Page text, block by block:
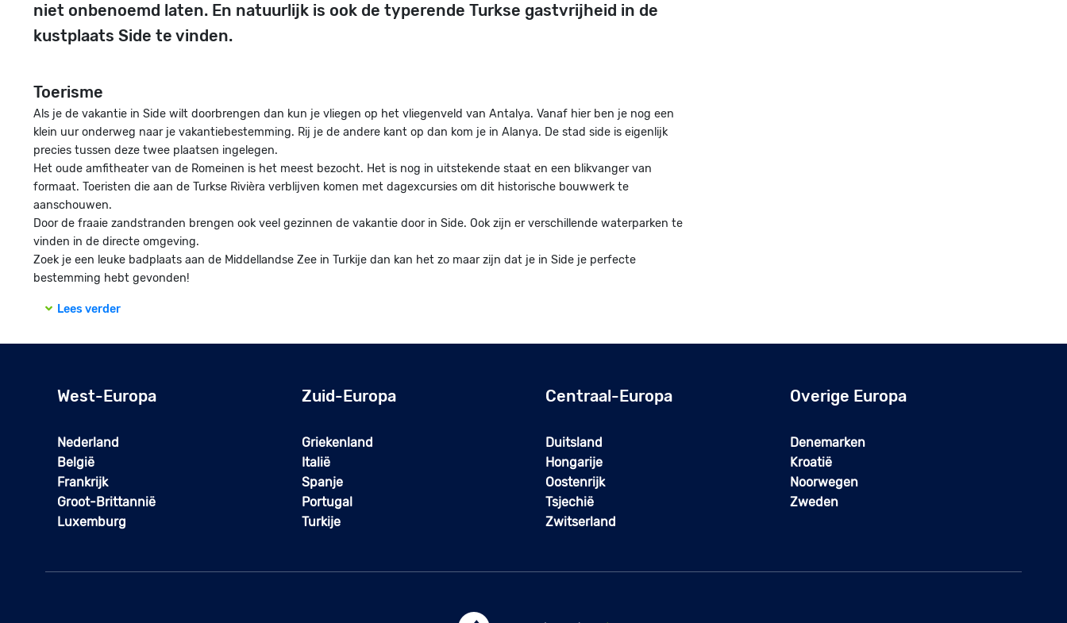
niet onbenoemd laten. En natuurlijk is ook de typerende Turkse gastvrijheid in de
kustplaats Side te vinden.
Toerisme
Als je de vakantie in Side wilt doorbrengen dan kun je vliegen op het vliegenveld van Antalya. Vanaf hier ben je nog een
klein uur onderweg naar je vakantiebestemming. Rij je de andere kant op dan kom je in Alanya. De stad side is eigenlijk
precies tussen deze twee plaatsen ingelegen.
Het oude amfitheater van de Romeinen is het meest bezocht. Het is nog in uitstekende staat en een blikvanger van
formaat. Toeristen die aan de Turkse Rivièra verblijven komen met dagexcursies om dit historische bouwwerk te
aanschouwen.
Door de fraaie zandstranden brengen ook veel gezinnen de vakantie door in Side. Ook zijn er verschillende waterparken te
vinden in de directe omgeving.
Zoek je een leuke badplaats aan de Middellandse Zee in Turkije dan kan het zo maar zijn dat je in Side je perfecte
bestemming hebt gevonden!
Lees verder
West-Europa
Nederland
België
Frankrijk
Groot-Brittannië
Luxemburg
Zuid-Europa
Griekenland
Italië
Spanje
Portugal
Turkije
Centraal-Europa
Duitsland
Hongarije
Oostenrijk
Tsjechië
Zwitserland
Overige Europa
Denemarken
Kroatië
Noorwegen
Zweden